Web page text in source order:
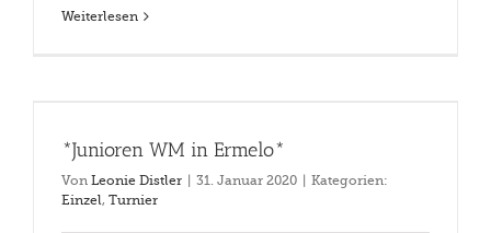
Weiterlesen
*Junioren WM in Ermelo*
Von Leonie Distler 31. Januar 2020
Kategorien:
Einzel, Turnier